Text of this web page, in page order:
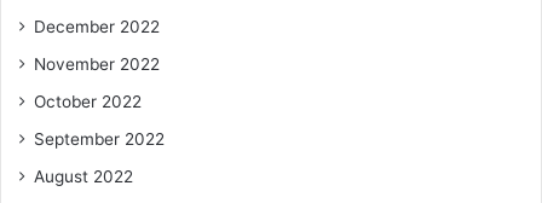
December 2022
November 2022
October 2022
September 2022
August 2022